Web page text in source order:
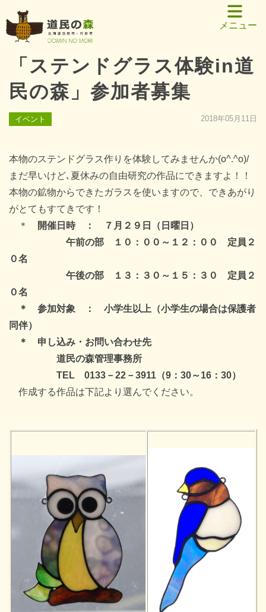
メニュー
「ステンドグラス体験in道
民の森」参加者募集
イベント 2018年05月11日
本物のステンドグラス作りを体験してみませんか(o^.^o)/
まだ早いけど､夏休みの自由研究の作品にできますよ！！
本物の鉱物からできたガラスを使いますので、できあがり
がとてもすてきです！
＊
開催日時 ： ７月２９日（日曜日）
午前の部 １０：００～１２：００ 定員２
０名
午後の部 １３：３０～１５：３０ 定員２
０名
＊ 参加対象 ： 小学生以上（小学生の場合は保護者
同伴）
＊ 申し込み・お問い合わせ先
道民の森管理事務所
TEL 0133－22－3911（9：30～16：30）
作成する作品は下記より選んでください。